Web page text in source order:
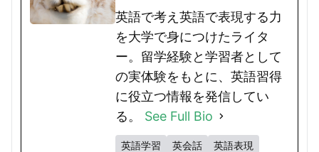
英語で考え英語で表現する力
を大学で身につけたライタ
ー。留学経験と学習者として
の実体験をもとに、英語習得
に役立つ情報を発信してい
る。 See Full Bio
英語学習 英会話
英語表現